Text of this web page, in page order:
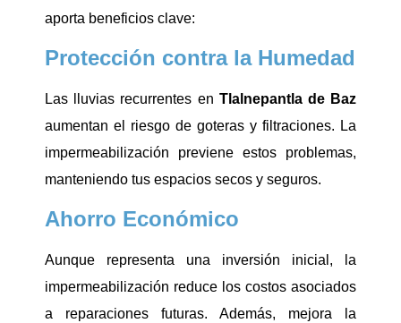
aporta beneficios clave:
Protección contra la Humedad
Las lluvias recurrentes en Tlalnepantla de Baz
aumentan el riesgo de goteras y filtraciones. La
impermeabilización previene estos problemas,
manteniendo tus espacios secos y seguros.
Ahorro Económico
Aunque representa una inversión inicial, la
impermeabilización reduce los costos asociados
a reparaciones futuras. Además, mejora la